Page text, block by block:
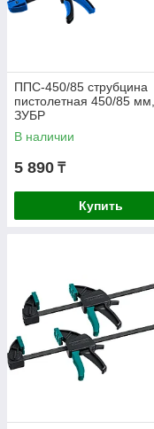
ППС-450/85 струбцина
пистолетная 450/85 мм,
ЗУБР
В наличии
5 890 ₸
Купить